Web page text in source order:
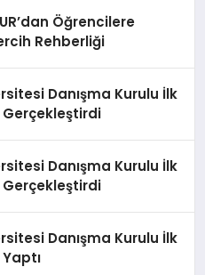
Öğrencilere
Rehberliği
Danışma Kurulu İlk
Gerçekleştirdi
Danışma Kurulu İlk
Gerçekleştirdi
Danışma Kurulu İlk
Yaptı